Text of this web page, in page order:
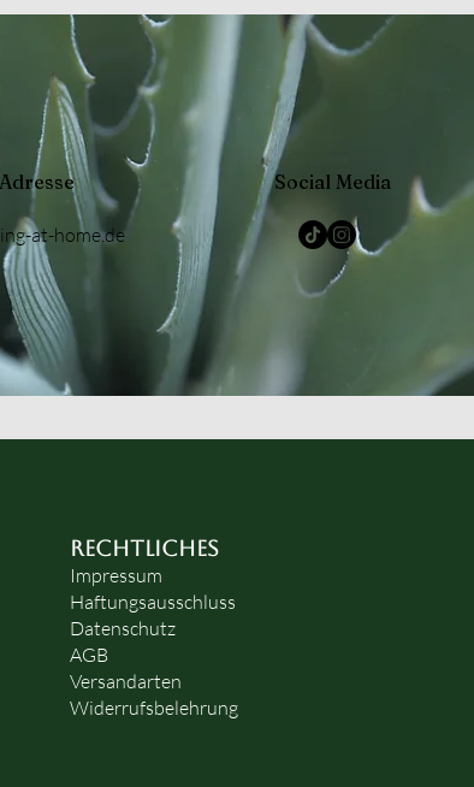
at-home.de
Social Media
RECHTLICHES
Impressum
Haftungsausschluss
Datenschutz
AGB
Versandarten
Widerrufsbelehrung